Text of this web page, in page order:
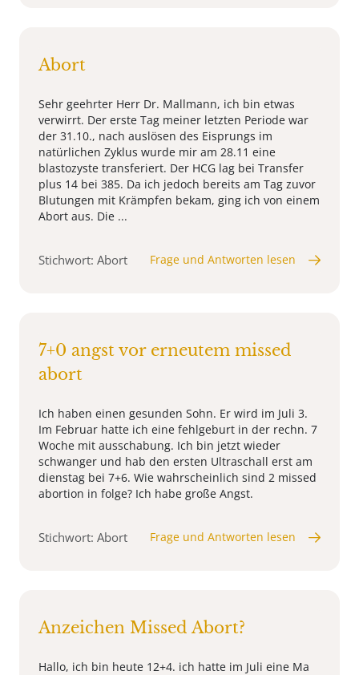
Abort
Sehr geehrter Herr Dr. Mallmann, ich bin etwas
verwirrt. Der erste Tag meiner letzten Periode war
der 31.10., nach auslösen des Eisprungs im
natürlichen Zyklus wurde mir am 28.11 eine
blastozyste transferiert. Der HCG lag bei Transfer
plus 14 bei 385. Da ich jedoch bereits am Tag zuvor
Blutungen mit Krämpfen bekam, ging ich von einem
Abort aus. Die ...
Stichwort: Abort Frage und Antworten lesen
7+0 angst vor erneutem missed
abort
Ich haben einen gesunden Sohn. Er wird im Juli 3.
Im Februar hatte ich eine fehlgeburt in der rechn. 7
Woche mit ausschabung. Ich bin jetzt wieder
schwanger und hab den ersten Ultraschall erst am
dienstag bei 7+6. Wie wahrscheinlich sind 2 missed
abortion in folge? Ich habe große Angst.
Stichwort: Abort Frage und Antworten lesen
Anzeichen Missed Abort?
Hallo, ich bin heute 12+4. ich hatte im Juli eine Ma